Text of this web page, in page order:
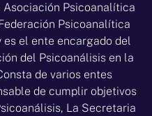
Psicoanalítica
Psicoanalítica
es el ente encargado del
del Psicoanálisis en la
de varios entes
de cumplir objetivos
La Secretaria